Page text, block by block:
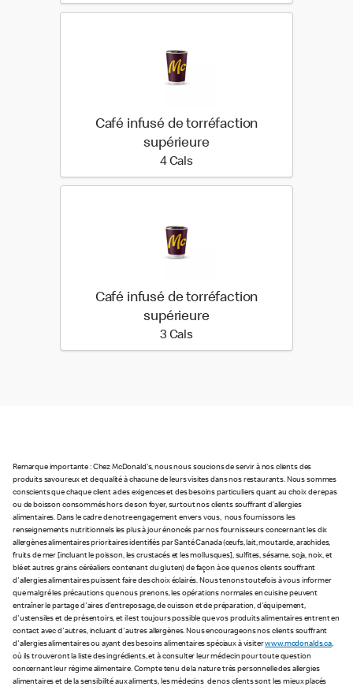
Café infusé de torréfaction
supérieure
4 Cals4 calories
Café infusé de torréfaction
supérieure
3 Cals3 calories
Remarque importante : Chez McDonald's, nous nous soucions de servir à nos clients des
produits savoureux et de qualité à chacune de leurs visites dans nos restaurants. Nous sommes
conscients que chaque client a des exigences et des besoins particuliers quant au choix de repas
ou de boisson consommés hors de son foyer, surtout nos clients souffrant d’allergies
alimentaires. Dans le cadre de notre engagement envers vous, nous fournissons les
renseignements nutritionnels les plus à jour énoncés par nos fournisseurs concernant les dix
allergènes alimentaires prioritaires identifiés par Santé Canada (œufs, lait, moutarde, arachides,
fruits de mer [incluant le poisson, les crustacés et les mollusques], sulfites, sésame, soja, noix, et
blé et autres grains céréaliers contenant du gluten) de façon à ce que nos clients souffrant
d'allergies alimentaires puissent faire des choix éclairés. Nous tenons toutefois à vous informer
que malgré les précautions que nous prenons, les opérations normales en cuisine peuvent
entraîner le partage d'aires d'entreposage, de cuisson et de préparation, d'équipement,
d'ustensiles et de présentoirs, et il est toujours possible que vos produits alimentaires entrent en
contact avec d'autres, incluant d'autres allergènes. Nous encourageons nos clients souffrant
d'allergies alimentaires ou ayant des besoins alimentaires spéciaux à visiterwww.mcdonalds.ca,
où ils trouveront la liste des ingrédients, et à consulter leur médecin pour toute question
concernant leur régime alimentaire. Compte tenu de la nature très personnelle des allergies
alimentaires et de la sensibilité aux aliments, les médecins de nos clients sont les mieux placés